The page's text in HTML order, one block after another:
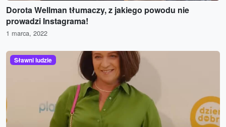
Dorota Wellman tłumaczy, z jakiego powodu nie
prowadzi Instagrama!
1 marca, 2022
Sławni ludzie